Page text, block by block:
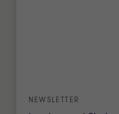
NEWSLETTER